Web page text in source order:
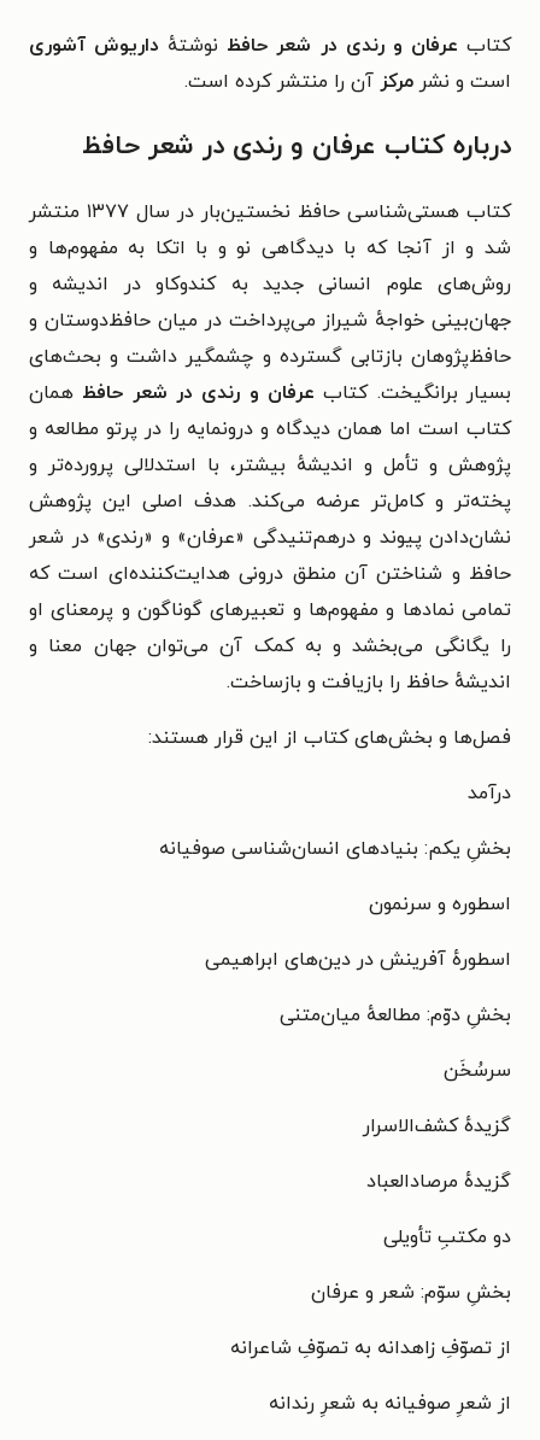
کتاب عرفان و رندی در شعر حافظ نوشتهٔ داریوش آشوری
است و نشر مرکز آن را منتشر کرده است.
دربارهکتاب عرفان و رندی در شعر حافظ
کتاب هستی‌شناسی حافظ نخستین‌بار در سال ۱۳۷۷ منتشر
شد و از آنجا که با دیدگاهی نو و با اتکا به مفهوم‌ها و
روش‌های علوم ‌انسانی جدید به کندوکاو در اندیشه و
جهان‌بینی خواجه‌ٔ شیراز می‌پرداخت در میان حافظ‌دوستان و
حافظ‌پژوهان بازتابی گسترده و چشمگیر داشت و بحث‌های
بسیار برانگیخت. کتابعرفان و رندی در شعر حافظ همان
کتاب است اما همان دیدگاه و درونمایه را در پرتو مطالعه و
پژوهش و تأمل و اندیشه‌ٔ بیشتر، با استدلالی پرورده‌تر و
پخته‌تر و کامل‌تر عرضه می‌کند. هدف اصلی این پژوهش
نشان‌دادن پیوند و درهم‌تنیدگی «عرفان» و «رندی» در شعر
حافظ و شناختن آن منطق درونی هدایت‌کننده‌ای است که
تمامی نمادها و مفهوم‌ها و تعبیرهای گوناگون و پرمعنای او
را یگانگی می‌بخشد و به کمک آن می‌توان جهان معنا و
اندیشه‌ٔ حافظ را بازیافت و بازساخت.
فصل‌ها و بخش‌های کتاب از این قرار هستند:
درآمد
بخشِ یکم: بنیادهای انسان‌شناسی صوفیانه
اسطوره و سرنمون
اسطورهٔ آفرینش در دین‌های ابراهیمی
بخشِ دوّم: مطالعهٔ میان‌متنی
سرسُخَن
گزیدهٔ کشف‌الاسرار
گزیدهٔ مرصادالعباد
دو مکتبِ تأویلی
بخشِ سوّم: شعر و عرفان
از تصوّفِ زاهدانه به تصوّفِ شاعرانه
از شعرِ صوفیانه به شعرِ رندانه